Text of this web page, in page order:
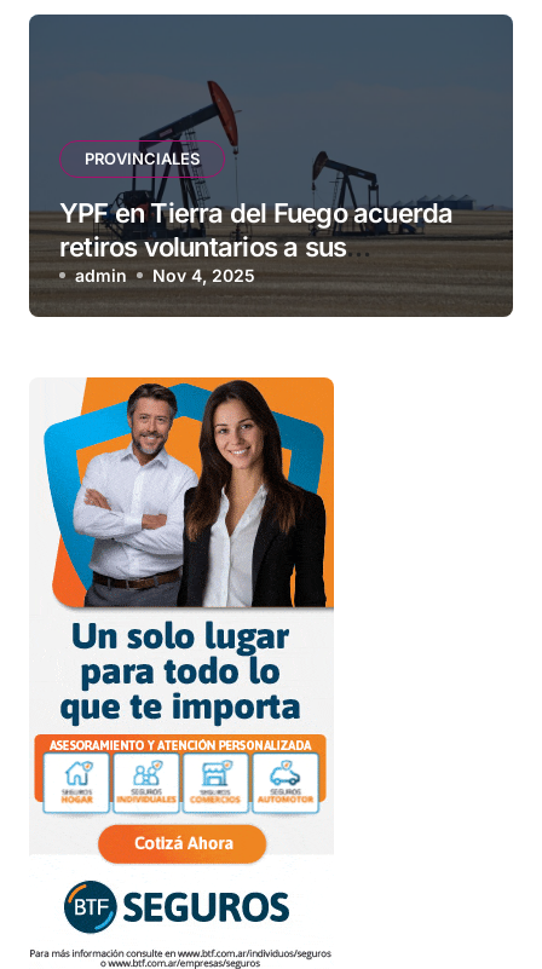
PROVINCIALES
YPF en Tierra del Fuego acuerda
retiros voluntarios a sus
contratistas
admin Nov 4, 2025